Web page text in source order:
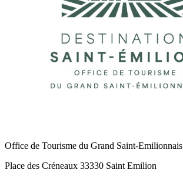
Office de Tourisme du Grand Saint-Emilionnais
Place des Créneaux 33330 Saint Emilion